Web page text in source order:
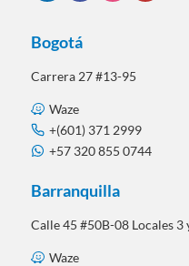
Bogotá
Carrera 27 #13-95
Waze
+(601) 371 2999
+57 320 855 0744
Barranquilla
Calle 45 #50B-08 Locales 3
Waze